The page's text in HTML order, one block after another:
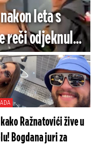
leta s
reči odjeknule
Ražnatovići žive u
Bogdana juri za